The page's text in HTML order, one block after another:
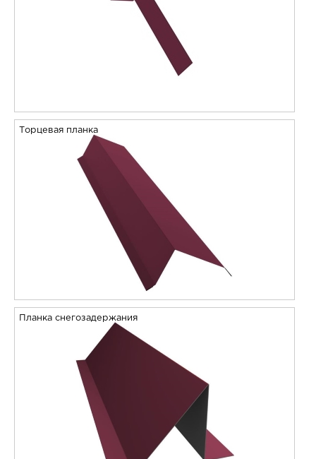
Торцевая планка
Планка снегозадержания